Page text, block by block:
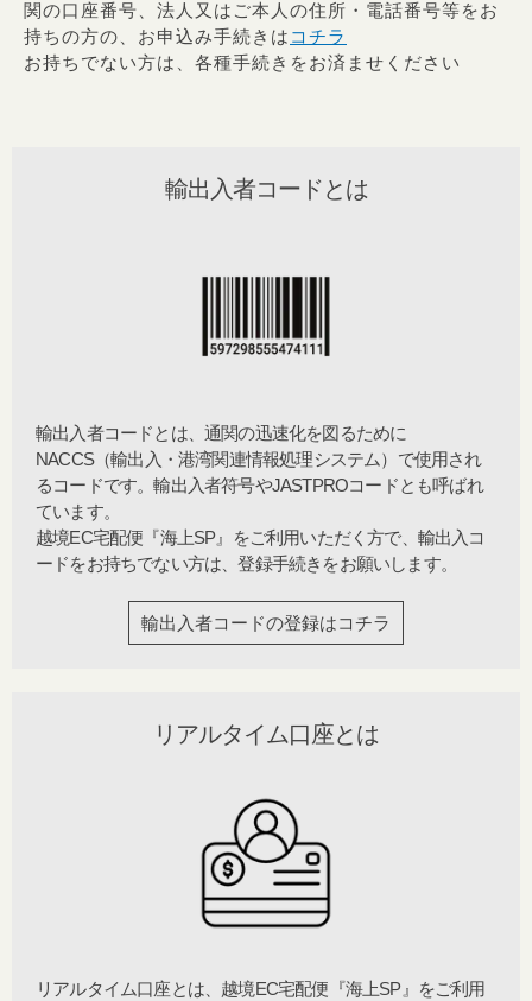
関の口座番号、法人又はご本人の住所・電話番号等をお
持ちの方の、お申込み手続きは コチラ
お持ちでない方は、各種手続きをお済ませください
輸出入者コードとは​
輸出入者コードとは、通関の迅速化を図るために
NACCS（輸出入・港湾関連情報処理システム）で使用され
るコードです。輸出入者符号やJASTPROコードとも呼ばれ
ています。
越境EC宅配便『海上SP』
をご利用いただく方で、輸出入コ
ードをお持ちでない方は、登録手続きをお願いします。
輸出入者コードの登録はコチラ​
リアルタイム口座とは​
リアルタイム口座とは、 越境EC宅配便『海上SP』 をご利用